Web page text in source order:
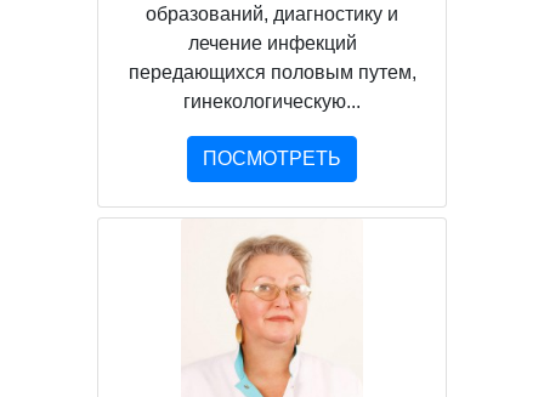
образований, диагностику и
лечение инфекций
передающихся половым путем,
гинекологическую...
ПОСМОТРЕТЬ